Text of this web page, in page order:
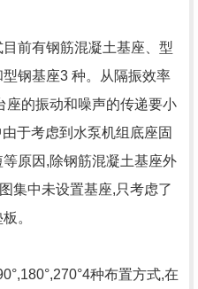
前有钢筋混凝土基座、型
钢基座3 种。从隔振效率
座的振动和噪声的传递要小
于考虑到水泵机组底座固
原因,除钢筋混凝土基座外
集中未设置基座,只考虑了
。
种布置方式,在